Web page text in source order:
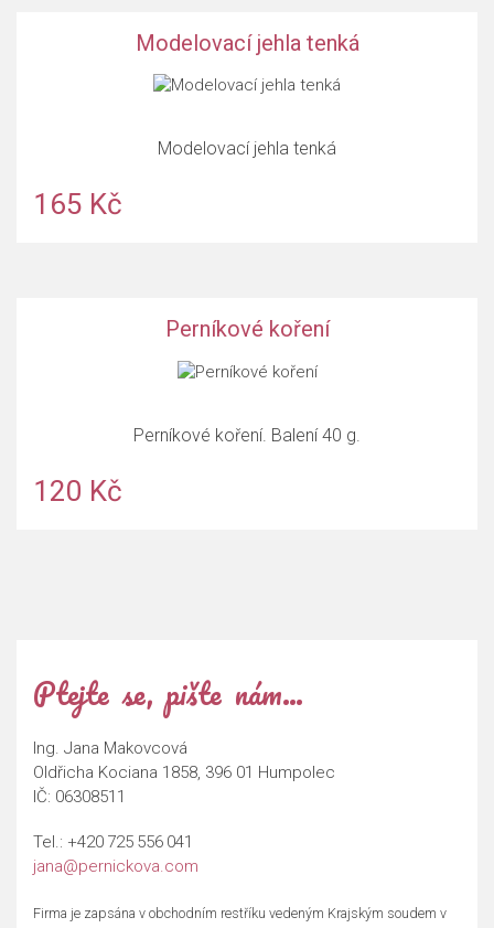
Modelovací jehla tenká
Modelovací jehla tenká
165 Kč
Perníkové koření
Perníkové koření. Balení 40 g.
120 Kč
Ptejte se, pište nám…
Ing. Jana Makovcová
Oldřicha Kociana 1858, 396 01 Humpolec
IČ: 06308511
Tel.: +420 725 556 041
jana@pernickova.com
Firma je zapsána v obchodním restříku vedeným Krajským soudem v